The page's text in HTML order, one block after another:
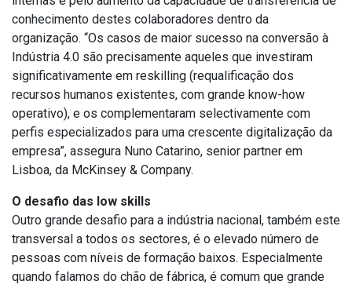
conhecimento destes colaboradores dentro da
organização. “Os casos de maior sucesso na conversão à
Indústria 4.0 são precisamente aqueles que investiram
significativamente em reskilling (requalificação dos
recursos humanos existentes, com grande know-how
operativo), e os complementaram selectivamente com
perfis especializados para uma crescente digitalização da
empresa”, assegura Nuno Catarino, senior partner em
Lisboa, da McKinsey & Company.
O desafio das low skills
Outro grande desafio para a indústria nacional, também este
transversal a todos os sectores, é o elevado número de
pessoas com níveis de formação baixos. Especialmente
quando falamos do chão de fábrica, é comum que grande